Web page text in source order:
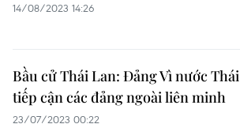
14/08/2023 14:26
Bầu cử Thái Lan: Đảng Vì nước Thái
tiếp cận các đảng ngoài liên minh
23/07/2023 00:22